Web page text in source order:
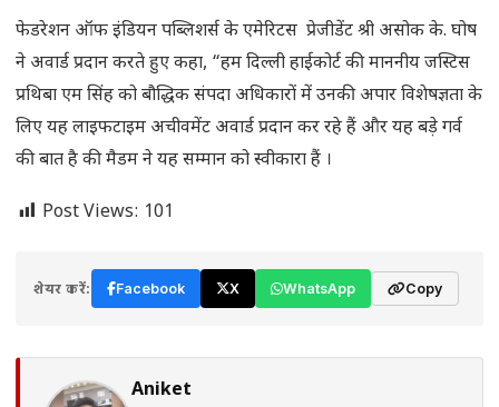
फेडरेशन ऑफ इंडियन पब्लिशर्स के एमेरिटस प्रेजीडेंट श्री असोक के. घोष
ने अवार्ड प्रदान करते हुए कहा, “हम दिल्ली हाईकोर्ट की माननीय जस्टिस
प्रथिबा एम सिंह को बौद्धिक संपदा अधिकारों में उनकी अपार विशेषज्ञता के
लिए यह लाइफटाइम अचीवमेंट अवार्ड प्रदान कर रहे हैं और यह बड़े गर्व
की बात है की मैडम ने यह सम्मान को स्वीकारा हैं ।
Post Views: 101
शेयर करें: Facebook X WhatsApp Copy
Aniket